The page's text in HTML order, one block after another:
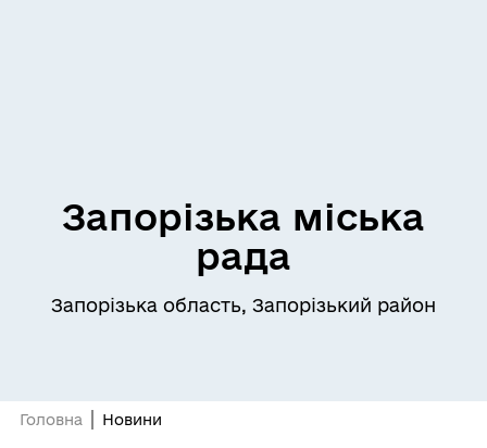
Запорізька міська
рада
Запорізька область, Запорізький район
Головна Новини